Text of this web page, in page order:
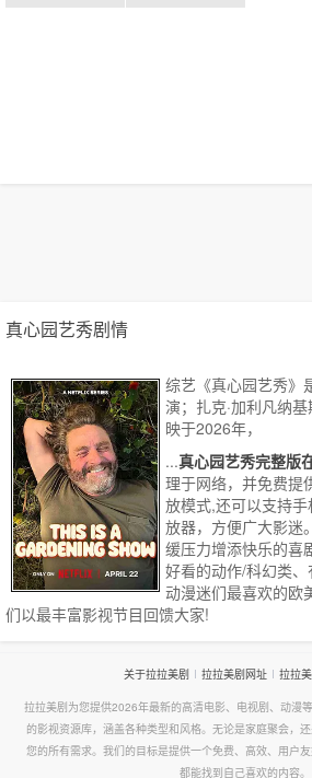
真心园艺秀剧情
综艺《真心园艺秀》
演；扎克·加利凡纳
映于2026年，
...真心园艺秀完整版
理于网络，并免费提
放模式,还可以支持
放器，方便广大影迷
缓压力增添快乐的喜
好看的动作/科幻类
动漫迷们最喜欢的欧
们以最丰富影视节目回馈大家!
关于拉拉美剧 拉拉美剧网址 拉拉
拉拉美剧为您提供2026年最新的高清电影、电视剧、动漫
的影视资源库，涵盖各种类型和风格。无论是家庭聚会，
您的所有需求。我们的目标是提供一个免费、高效、用户
都能找到自己喜欢的内容。